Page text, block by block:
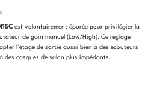
est volontairement épurée pour privilégier la
de gain manuel (Low/High). Ce réglage
l’étage de sortie aussi bien à des écouteurs
des casques de salon plus impédants.